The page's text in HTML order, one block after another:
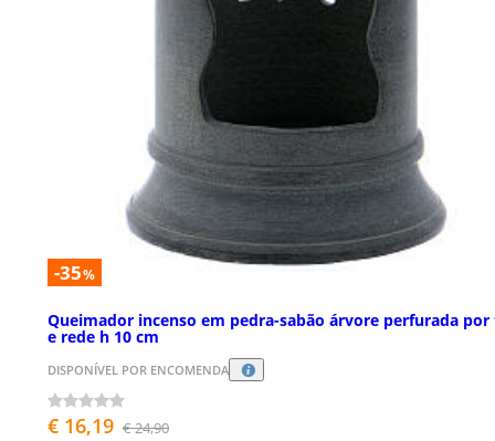
-35%
Queimador incenso em pedra-sabão árvore perfurada por
e rede h 10 cm
DISPONÍVEL POR ENCOMENDA
€ 16,19 € 24,90